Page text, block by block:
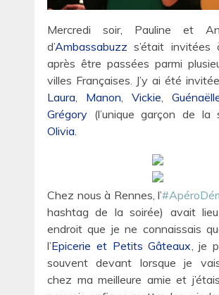
Mercredi soir, Pauline et
d’Ambassabuzz s’était invitées
après être passées parmi
villes Françaises. J’y ai été
Laura
Manon Vickie
Grégory (l’unique garçon de la
Olivia.
Chez nous à Rennes, l’
hashtag de la soirée) avait
endroit que je ne connaissais
l’Epicerie et Petits Gâteaux, je
souvent devant lorsque je
chez ma meilleure amie et